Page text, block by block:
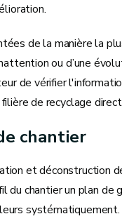
de la manière la
ou d’une
de vérifier
de recyclage
chantier
et déconstruction
chantier un plan
systématiquement.